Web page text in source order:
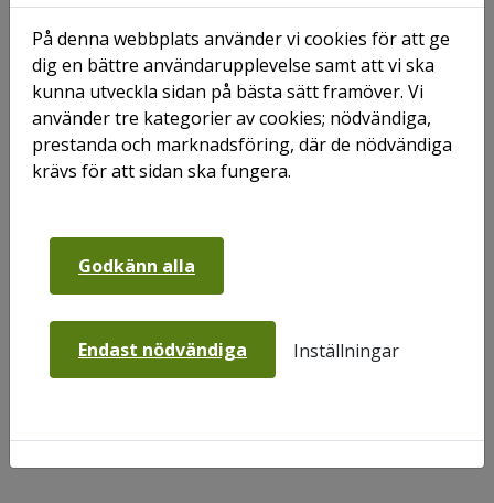
Hos oss bor många äldre hyresgäster och
samarbetet med Räddningstjänsten gör att
Räddningstjänsten enkelt och snabbt sätt kan få tag i
grupper som behöver extra informationsinsatser.
Genom att informera om brandriskerna innan en
Du har väl inte missat att du är skyldig att ha en
hemförsäkring?
Läs mer på omditt ansvar som hyresgäst att
På denna webbplats använder vi cookies för att ge
dig en bättre användarupplevelse samt att vi ska
kunna utveckla sidan på bästa sätt framöver. Vi
använder tre kategorier av cookies; nödvändiga,
prestanda och marknadsföring, där de nödvändiga
krävs för att sidan ska fungera.
Godkänn alla
Endast nödvändiga Inställningar